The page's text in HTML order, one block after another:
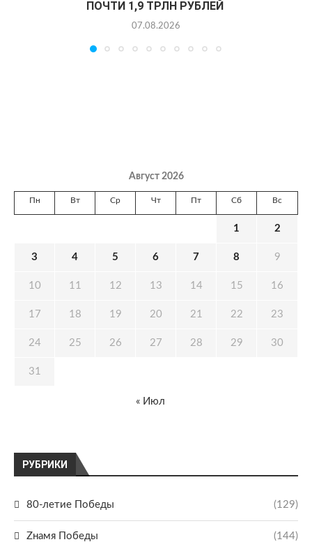
ПОЧТИ 1,9 ТРЛН РУБЛЕЙ
07.08.2026
РУБРИКИ
80-летие Победы (129)
Zнамя Победы (144)
Август 2026
Пн Вт Ср Чт Пт Сб Вс
1 2
3 4 5 6 7 8 9
10 11 12 13 14 15 16
17 18 19 20 21 22 23
24 25 26 27 28 29 30
31
« Июл